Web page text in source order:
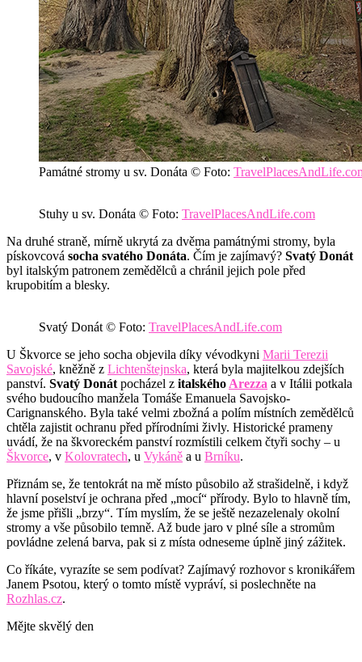
Památné stromy u sv. Donáta © Foto:
Stuhy u sv. Donáta © Foto: TravelPlacesAndLife.com
Na druhé straně, mírně ukrytá za dvěma památnými stromy, byla
pískovcová socha svatého Donáta. Čím je zajímavý? Svatý Donát
byl italským patronem zemědělců a chránil jejich pole před
krupobitím a blesky.
Svatý Donát © Foto: TravelPlacesAndLife.com
U Škvorce se jeho socha objevila díky vévodkyni Marii Terezii
Savojské, kněžně z Lichtenštejnska, která byla majitelkou zdejších
panství. Svatý Donát pocházel z italského Arezza a v Itálii potkala
svého budoucího manžela Tomáše Emanuela Savojsko-
Carignanského. Byla také velmi zbožná a polím místních zemědělců
chtěla zajistit ochranu před přírodními živly. Historické prameny
uvádí, že na škvoreckém panství rozmístili celkem čtyři sochy – u
Škvorce, v Kolovratech, u Vykáně a u Brníku.
Přiznám se, že tentokrát na mě místo působilo až strašidelně, i když
hlavní poselství je ochrana před „mocí“ přírody. Bylo to hlavně tím,
že jsme přišli „brzy“. Tím myslím, že se ještě nezazelenaly okolní
stromy a vše působilo temně. Až bude jaro v plné síle a stromům
povládne zelená barva, pak si z místa odneseme úplně jiný zážitek.
Co říkáte, vyrazíte se sem podívat? Zajímavý rozhovor s kronikářem
Janem Psotou, který o tomto místě vypráví, si poslechněte na
Rozhlas.cz.
Mějte skvělý den